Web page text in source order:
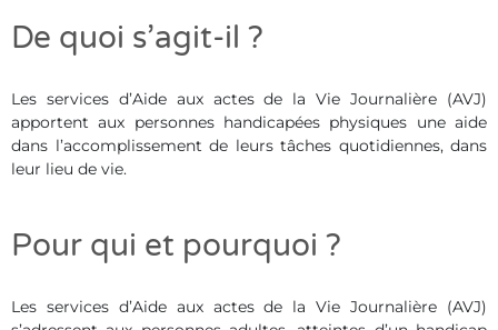
De quoi s’agit-il ?
Les services d’Aide aux actes de la Vie Journalière (AVJ)
apportent aux personnes handicapées physiques une aide
dans l’accomplissement de leurs tâches quotidiennes, dans
leur lieu de vie.
Pour qui et pourquoi ?
Les services d’Aide aux actes de la Vie Journalière (AVJ)